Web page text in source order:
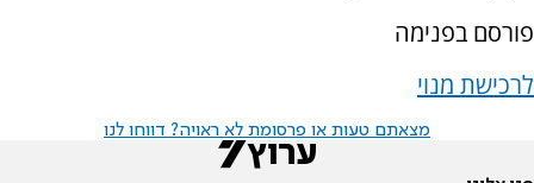
פורסם בפנימה
לרכישת מנוי
מצאתם טעות או פרסומת לא ראויה? דווחו לנו